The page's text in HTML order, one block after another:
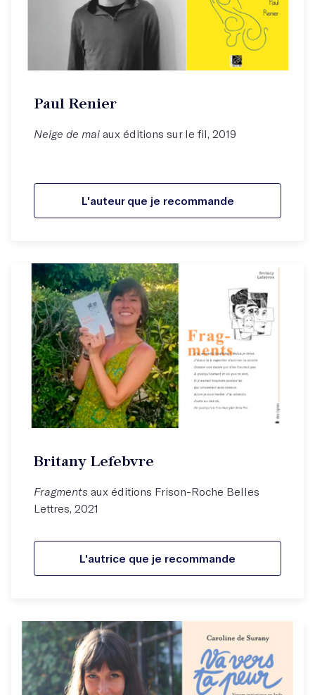
Paul Renier
Neige de mai aux éditions sur le fil, 2019
L'auteur que je recommande
Britany Lefebvre
Fragments aux éditions Frison-Roche Belles
Lettres, 2021
L'autrice que je recommande